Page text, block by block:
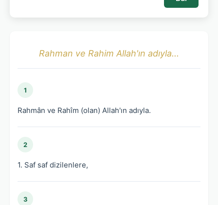
Rahman ve Rahim Allah'ın adıyla...
1
Rahmân ve Rahîm (olan) Allah'ın adıyla.
2
1. Saf saf dizilenlere,
3